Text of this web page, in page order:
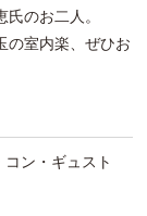
のお二人。
の室内楽、ぜひお
ン・ギュスト